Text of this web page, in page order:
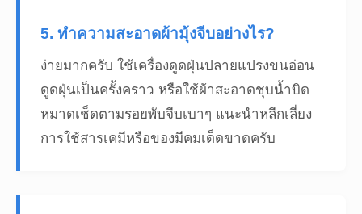
5. ทำความสะอาดผ้ามุ้งจีบอย่างไร?
ง่ายมากครับ ใช้เครื่องดูดฝุ่นปลายแปรงขนอ่อน
ดูดฝุ่นเป็นครั้งคราว หรือใช้ผ้าสะอาดชุบน้ำบิด
หมาดเช็ดตามรอยพับจีบเบาๆ แนะนำหลีกเลี่ยง
การใช้สารเคมีหรือของมีคมเด็ดขาดครับ